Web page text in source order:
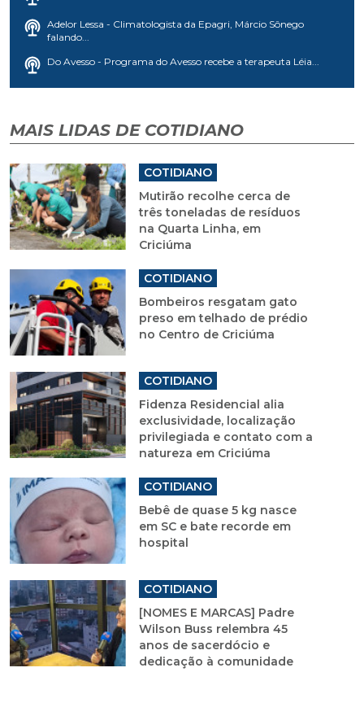
Adelor Lessa - Climatologista da Epagri, Márcio Sônego
falando...
Do Avesso - Programa do Avesso recebe a terapeuta Léia...
MAIS LIDAS DE COTIDIANO
COTIDIANO
Mutirão recolhe cerca de
três toneladas de resíduos
na Quarta Linha, em
Criciúma
COTIDIANO
Bombeiros resgatam gato
preso em telhado de prédio
no Centro de Criciúma
COTIDIANO
Fidenza Residencial alia
exclusividade, localização
privilegiada e contato com a
natureza em Criciúma
COTIDIANO
Bebê de quase 5 kg nasce
em SC e bate recorde em
hospital
COTIDIANO
[NOMES E MARCAS] Padre
Wilson Buss relembra 45
anos de sacerdócio e
dedicação à comunidade